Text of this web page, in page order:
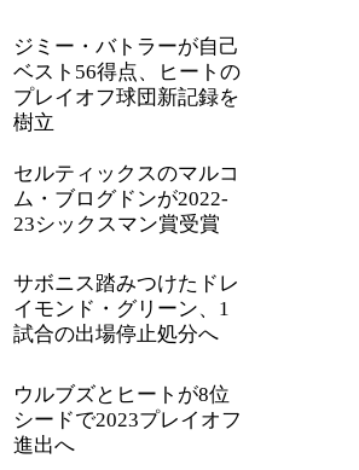
ジミー・バトラーが自己
ベスト56得点、ヒートの
プレイオフ球団新記録を
樹立
セルティックスのマルコ
ム・ブログドンが2022-
23シックスマン賞受賞
サボニス踏みつけたドレ
イモンド・グリーン、1
試合の出場停止処分へ
ウルブズとヒートが8位
シードで2023プレイオフ
進出へ